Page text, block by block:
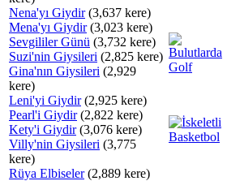
Nena'yı Giydir(3,637 kere)
Mena'yı Giydir(3,023 kere)
Sevgililer Günü (3,732 kere)
Suzi'nin Giysileri (2,825 kere)
Gina'nın Giysileri (2,929
kere)
Leni'yi Giydir(2,925 kere)
Pearl'i Giydir(2,822 kere)
Kety'i Giydir(3,076 kere)
Villy'nin Giysileri (3,775
kere)
Rüya Elbiseler(2,889 kere)